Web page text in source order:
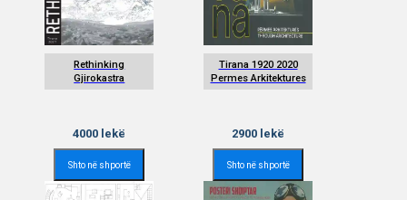
Rethinking
Gjirokastra
4000 lekë
Shto në shportë
Tirana 1920 2020
Permes Arkitektures
2900 lekë
Shto në shportë